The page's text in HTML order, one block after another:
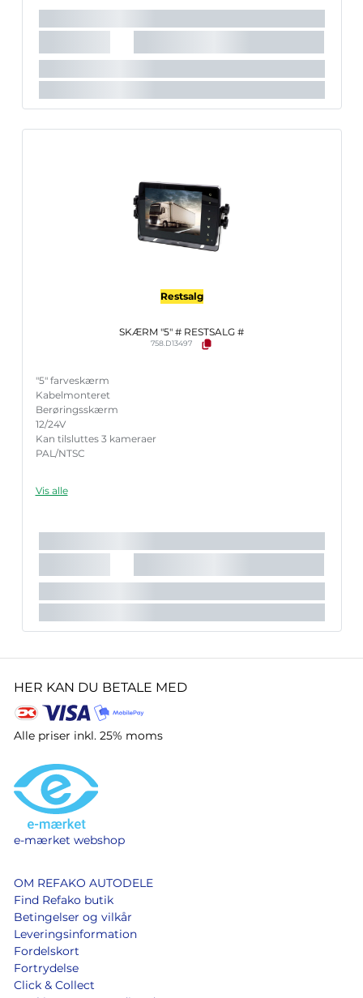
Restsalg
SKÆRM "5" # RESTSALG #
758.D13497
"5" farveskærm
Kabelmonteret
Berøringsskærm
12/24V
Kan tilsluttes 3 kameraer
PAL/NTSC
Vis alle
HER KAN DU BETALE MED
Alle priser inkl. 25% moms
e-mærket webshop
OM REFAKO AUTODELE
Find Refako butik
Betingelser og vilkår
Leveringsinformation
Fordelskort
Fortrydelse
Click & Collect